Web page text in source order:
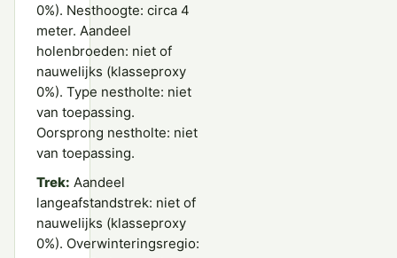
0%). Nesthoogte: circa 4
meter. Aandeel
holenbroeden: niet of
nauwelijks (klasseproxy
0%). Type nestholte: niet
van toepassing.
Oorsprong nestholte: niet
van toepassing.
Trek: Aandeel
langeafstandstrek: niet of
nauwelijks (klasseproxy
0%). Overwinteringsregio: